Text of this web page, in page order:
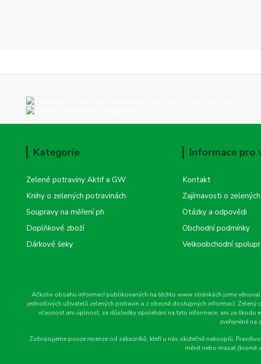
Kategorie
Zelené potraviny Aktif a GW
Knihy o zelených potravinách
Soupravy na měření ph
Doplňkové zboží
Dárkové šeky
Informace pro
Kontakt
Zajímavosti o
Otázky a odpovědi
Obchodní podmínky
Velkoobchodní
Ačkoliv obsahu informací publikovaných na těchto www stránkách jsme
jednotlivých uživatelů zelených potravin a z obecně dostupných informací.
včasnost ani úplnost, za důsledky spoléhání na tyto informace, ani za
zveřejněné
Zobrazujeme pouze recenze od zákazníků, kteří u nás skutečně nakoupili.
měnit nebo mazat (kromě